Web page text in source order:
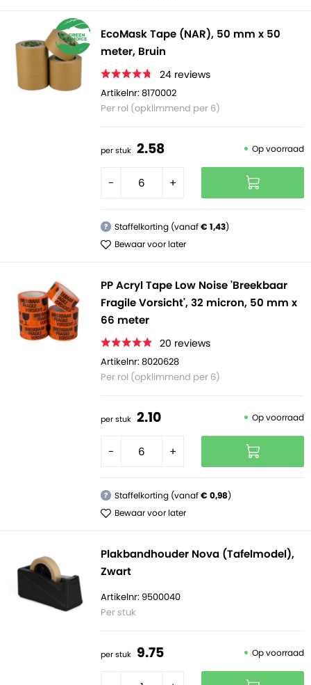
EcoMask Tape (NAR), 50 mm x 50
meter, Bruin
24 reviews
Artikelnr: 8170002
Per rol (opklimmend per 6)
per stuk 2.58 Op voorraad
- +
? Staffelkorting (vanaf€ 1,43)
Bewaar voor later
PP Acryl Tape Low Noise 'Breekbaar
Fragile Vorsicht', 32 micron, 50 mm x
66 meter
20 reviews
Artikelnr: 8020628
Per rol (opklimmend per 6)
per stuk 2.10 Op voorraad
- +
? Staffelkorting (vanaf€ 0,98)
Bewaar voor later
Plakbandhouder Nova (Tafelmodel),
Zwart
Artikelnr: 9500040
Per stuk
per stuk 9.75 Op voorraad